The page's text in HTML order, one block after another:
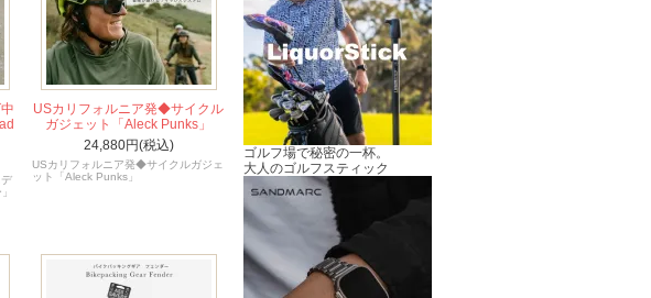
USカリフォルニア発◆サイクル
ガジェット「Aleck Punks」
24,880円(税込)
USカリフォルニア発◆サイクルガジェ
ット「Aleck Punks」
ゴルフ場で秘密の一杯。
大人のゴルフスティック